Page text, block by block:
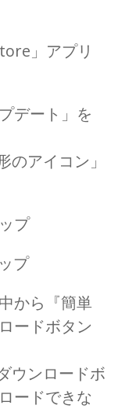
」アプリ
デート」を
のアイコン」
プ
プ
から『簡単
ードボタン
ウンロードボ
ードできな